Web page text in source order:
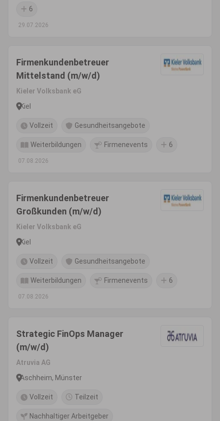
6
29.07.2026
Firmenkundenbetreuer
Mittelstand (m/w/d)
Kieler Volksbank eG
Kiel
Vollzeit Gesundheitsangebote
Weiterbildungen Firmenevents 6
07.08.2026
Firmenkundenbetreuer
Großkunden (m/w/d)
Kieler Volksbank eG
Kiel
Vollzeit Gesundheitsangebote
Weiterbildungen Firmenevents 6
07.08.2026
Strategic FinOps Manager
(m/w/d)
Atruvia AG
Aschheim, Münster
Vollzeit Teilzeit
Nachhaltiger Arbeitgeber